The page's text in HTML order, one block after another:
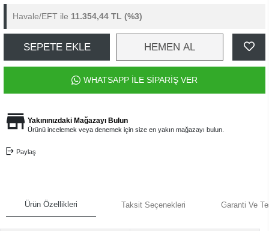
Havale/EFT ile 11.354,44 TL (%3)
SEPETE EKLE HEMEN AL
WHATSAPP İLE SİPARİŞ VER
Yakınınızdaki Mağazayı Bulun
Ürünü incelemek veya denemek için size en yakın mağazayı bulun.
Paylaş
Ürün Özellikleri Taksit Seçenekleri Garanti Ve